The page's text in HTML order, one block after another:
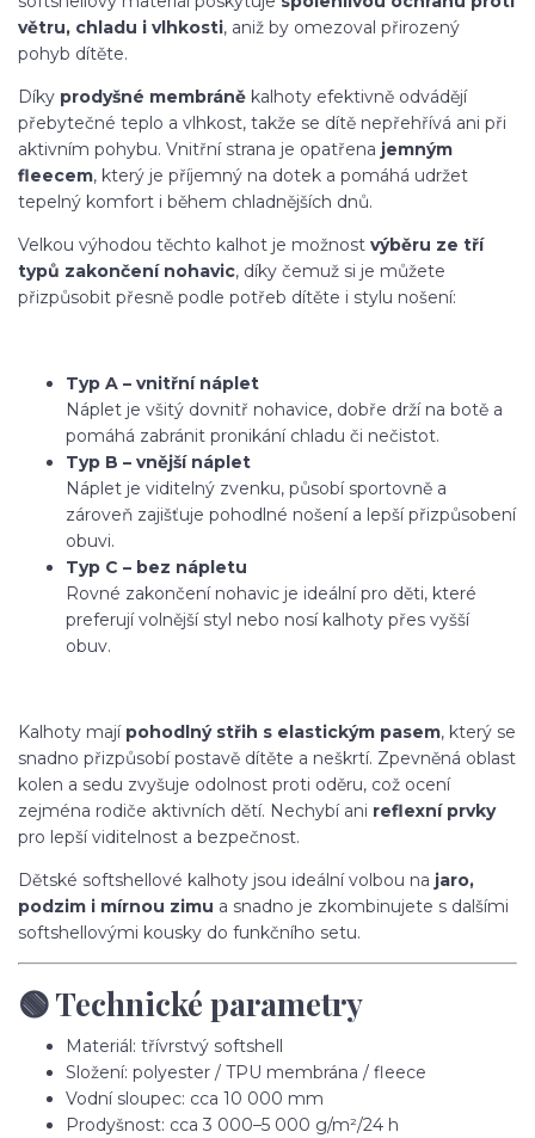
větru, chladu i vlhkosti, aniž by omezoval přirozený
pohyb dítěte.
Díky prodyšné membráně kalhoty efektivně odvádějí
přebytečné teplo a vlhkost, takže se dítě nepřehřívá ani při
aktivním pohybu. Vnitřní strana je opatřena jemným
fleecem, který je příjemný na dotek a pomáhá udržet
tepelný komfort i během chladnějších dnů.
Velkou výhodou těchto kalhot je možnost výběru ze tří
typů zakončení nohavic, díky čemuž si je můžete
přizpůsobit přesně podle potřeb dítěte i stylu nošení:
Typ A – vnitřní náplet
Náplet je všitý dovnitř nohavice, dobře drží na botě a
pomáhá zabránit pronikání chladu či nečistot.
Typ B – vnější náplet
Náplet je viditelný zvenku, působí sportovně a
zároveň zajišťuje pohodlné nošení a lepší přizpůsobení
obuvi.
Typ C – bez nápletu
Rovné zakončení nohavic je ideální pro děti, které
preferují volnější styl nebo nosí kalhoty přes vyšší
obuv.
Kalhoty mají pohodlný střih s elastickým pasem, který se
snadno přizpůsobí postavě dítěte a neškrtí. Zpevněná oblast
kolen a sedu zvyšuje odolnost proti oděru, což ocení
zejména rodiče aktivních dětí. Nechybí ani reflexní prvky
pro lepší viditelnost a bezpečnost.
Dětské softshellové kalhoty jsou ideální volbou na jaro,
podzim i mírnou zimu a snadno je zkombinujete s dalšími
softshellovými kousky do funkčního setu.
🟢 Technické parametry
Materiál: třívrstvý softshell
Složení: polyester / TPU membrána / fleece
Vodní sloupec: cca 10 000 mm
Prodyšnost: cca 3 000–5 000 g/m²/24 h